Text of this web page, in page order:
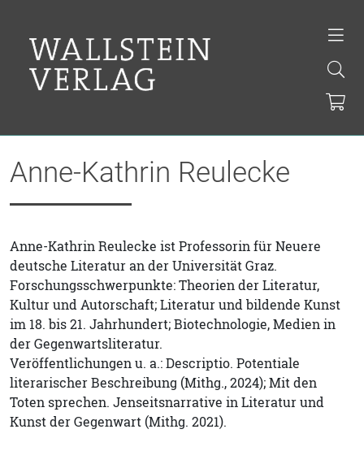
Anne-Kathrin Reulecke
Anne­-Kathrin Reulecke ist Professorin für Neuere
deutsche Literatur an der Universität Graz.
Forschungsschwerpunkte: Theorien der Literatur,
Kultur und Autorschaft; Literatur und bildende Kunst
im 18. bis 21. Jahrhundert; Biotechnologie, Medien in
der Gegenwartsliteratur.
Veröffentlichungen u. a.: Descriptio. Potentiale
literarischer Beschreibung (Mithg., 2024); Mit den
Toten sprechen. Jenseitsnarrative in Literatur und
Kunst der Gegenwart (Mithg. 2021).